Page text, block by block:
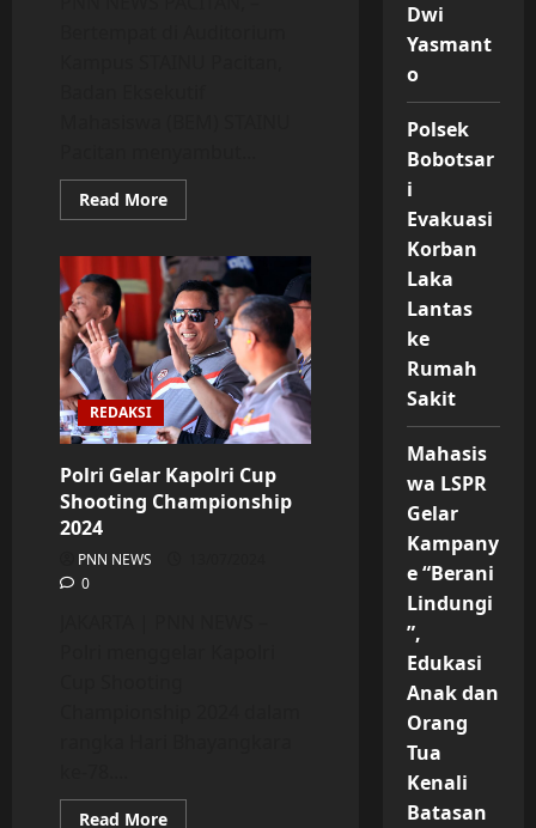
Read MoreRead
more
STAINU
Pacitan
Perkuat
Kolaborasi
dengan
Mahasiswa
UGM
REDAKSI
Polri Gelar Kapolri Cup
Shooting Championship
2024
PNN NEWS
0
Read MoreRead
Dwi
Yasmant
o
Polsek
Bobotsar
i
Evakuasi
Korban
Laka
Lantas
ke
Rumah
Sakit
Mahasis
wa LSPR
Gelar
Kampany
e “Berani
Lindungi
”,
Edukasi
Anak dan
Orang
Tua
Kenali
Batasan